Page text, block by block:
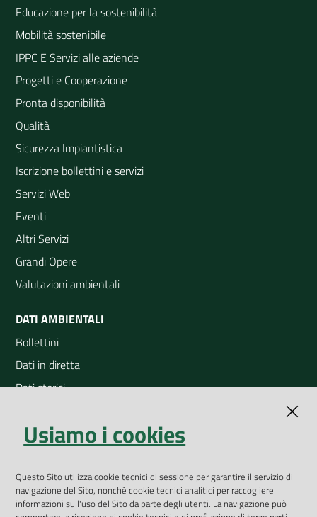
Educazione per la sostenibilità
Mobilità sostenibile
IPPC E Servizi alle aziende
Progetti e Cooperazione
Pronta disponibilità
Qualità
Sicurezza Impiantistica
Iscrizione bollettini e servizi
Servizi Web
Eventi
Altri Servizi
Grandi Opere
Valutazioni ambientali
DATI AMBIENTALI
Bollettini
Dati in diretta
Dati storici
Open Data
App Arpav
Rapporti regionali annuali
Usiamo i cookies
Questo Sito utilizza cookie tecnici di sessione per garantire il servizio di
navigazione del Sito, nonchè cookie tecnici analitici per raccogliere
informazioni sull'uso del Sito da parte degli utenti. La navigazione può